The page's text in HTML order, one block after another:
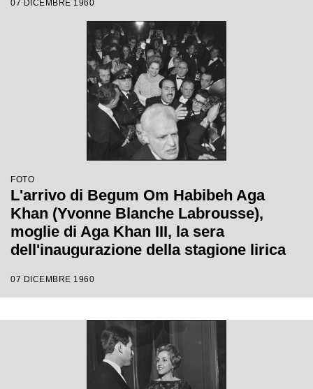
07 DICEMBRE 1960
FOTO
L'arrivo di Begum Om Habibeh Aga
Khan (Yvonne Blanche Labrousse),
moglie di Aga Khan III, la sera
dell'inaugurazione della stagione lirica
l'opera "Poliuto" di Gaetano Donizetti,
Herbert Graf
07 DICEMBRE 1960